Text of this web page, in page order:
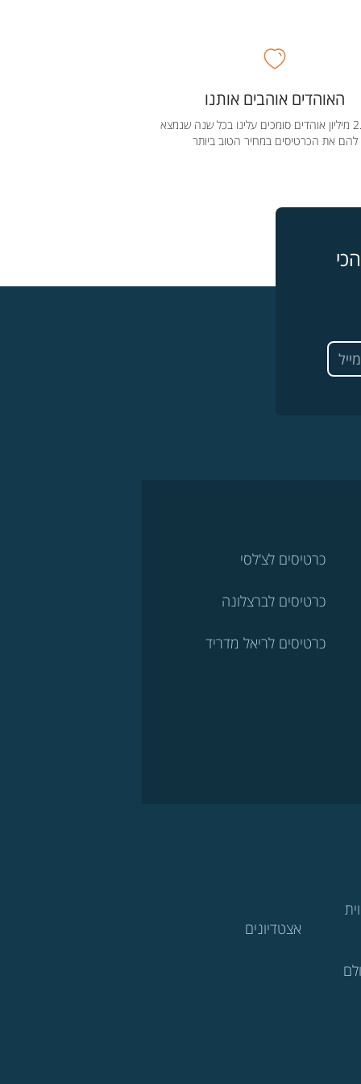
האוהדים אוהבים אותנו
מעל 2.5 מיליון אוהדים סומכים עלינו בכל שנה שנמצא
להם את הכרטיסים במחיר הטוב ביותר
כרטיסים לצ'לסי
כרטיסים לברצלונה
כרטיסים לריאל מדריד
אצטדיונים